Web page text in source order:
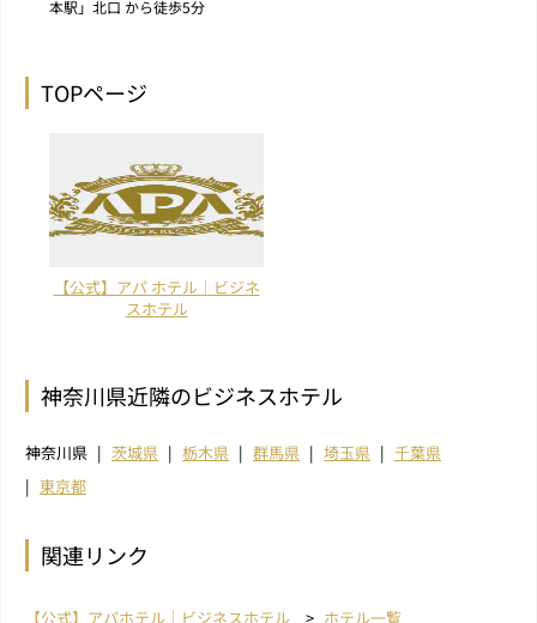
本駅」北口 から徒歩5分
TOPページ
【公式】アパ ホテル｜ビジネ
スホテル
神奈川県近隣のビジネスホテル
神奈川県 茨城県 栃木県 群馬県 埼玉県
千葉県
東京都
関連リンク
【公式】アパホテル｜ビジネスホテル ホテル一覧